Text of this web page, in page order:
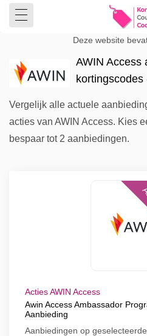
Deze website
AWIN Access
Vergelijk alle actuele
acties van AWIN Access. Kies
bespaar tot 2 aanbiedingen.
Acties AWIN Access
Awin Access Ambassador
Aanbieding
Aanbiedingen op